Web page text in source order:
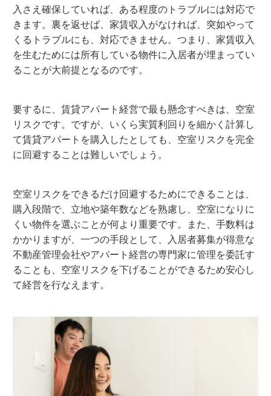
入さえ確保していれば、ある程度のトラブルには対応で
きます。裏を返せば、家賃収入がなければ、突如やって
くるトラブルにも、対応できません。つまり、家賃収入
を生むためには所有している物件に入居者が埋まってい
ることが大前提となるのです。
要するに、賃貸アパート経営で最も懸念すべきは、空室
リスクです。ですが、いくら実質利回りを細かく計算し
て賃貸アパートを購入したとしても、空室リスクを完全
に回避することは難しいでしょう。
空室リスクをできるだけ回避するためにできることは、
購入段階で、立地や築年数などを熟慮し、空室になりに
くい物件を選ぶことが何より重要です。また、手数料は
かかりますが、一つの手段として、入居者募集が得意な
不動産管理会社やアパート経営の専門家に管理を委託す
ることも、空室リスクを下げることができるため安心し
て経営を行なえます。